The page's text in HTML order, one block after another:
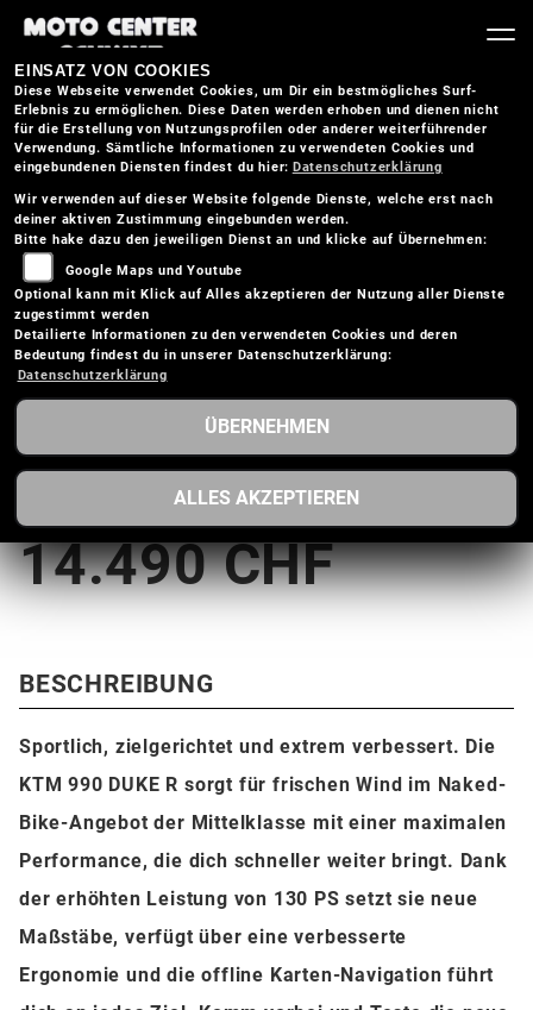
KTM 990 DUKE R
14.490 CHF
BESCHREIBUNG
Sportlich, zielgerichtet und extrem verbessert. Die
KTM 990 DUKE R sorgt für frischen Wind im Naked-
Bike-Angebot der Mittelklasse mit einer maximalen
Performance, die dich schneller weiter bringt. Dank
der erhöhten Leistung von 130 PS setzt sie neue
Maßstäbe, verfügt über eine verbesserte
Ergonomie und die offline Karten-Navigation führt
EINSATZ VON COOKIES
Diese Webseite verwendet Cookies, um Dir ein bestmögliches Surf-
Erlebnis zu ermöglichen. Diese Daten werden erhoben und dienen nicht
für die Erstellung von Nutzungsprofilen oder anderer weiterführender
Verwendung. Sämtliche Informationen zu verwendeten Cookies und
eingebundenen Diensten findest du hier: Datenschutzerklärung
Wir verwenden auf dieser Website folgende Dienste, welche erst nach
deiner aktiven Zustimmung eingebunden werden.
Bitte hake dazu den jeweiligen Dienst an und klicke auf Übernehmen:
Google Maps und Youtube
Optional kann mit Klick auf Alles akzeptieren der Nutzung aller Dienste
zugestimmt werden
Detailierte Informationen zu den verwendeten Cookies und deren
Bedeutung findest du in unserer Datenschutzerklärung:
Datenschutzerklärung
ÜBERNEHMEN
ALLES AKZEPTIEREN